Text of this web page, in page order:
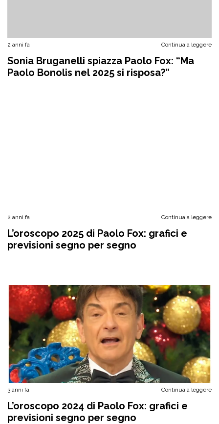
2 anni fa Continua a leggere
Sonia Bruganelli spiazza Paolo Fox: “Ma
Paolo Bonolis nel 2025 si risposa?”
2 anni fa Continua a leggere
L’oroscopo 2025 di Paolo Fox: grafici e
previsioni segno per segno
3 anni fa Continua a leggere
L’oroscopo 2024 di Paolo Fox: grafici e
previsioni segno per segno